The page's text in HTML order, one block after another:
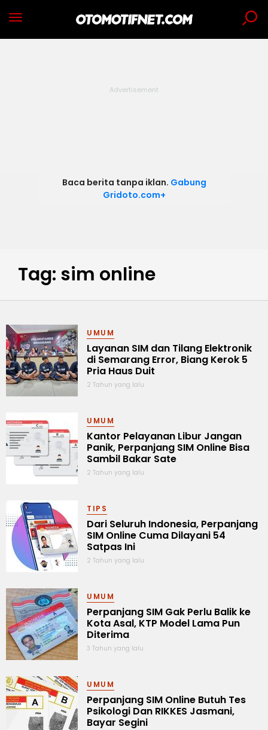
Baca berita tanpa iklan. Gabung
Gridoto.com+
Tag: sim online
UMUM
Layanan SIM dan Tilang Elektronik
di Semarang Error, Biang Kerok 5
Pria Haus Duit
2 Tahun yang lalu
UMUM
Kantor Pelayanan Libur Jangan
Panik, Perpanjang SIM Online Bisa
Sambil Bakar Sate
2 Tahun yang lalu
TIPS
Dari Seluruh Indonesia, Perpanjang
SIM Online Cuma Dilayani 54
Satpas Ini
2 Tahun yang lalu
UMUM
Perpanjang SIM Gak Perlu Balik ke
Kota Asal, KTP Model Lama Pun
Diterima
3 Tahun yang lalu
UMUM
Perpanjang SIM Online Butuh Tes
Psikologi Dan RIKKES Jasmani,
Bayar Segini